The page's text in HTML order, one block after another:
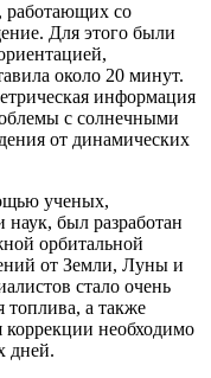
работающих со
Для этого были
около 20 минут.
информация
с солнечными
от динамических
ученых,
был разработан
орбитальной
от Земли, Луны и
стало очень
топлива, а также
необходимо
дней.